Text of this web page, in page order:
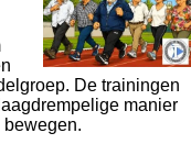
De trainingen
manier